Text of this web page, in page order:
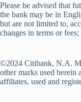
Please be advised that
the bank may be in
but are not limited to,
changes in terms or
©2024 Citibank, N.A.
other marks used
affiliates, used and